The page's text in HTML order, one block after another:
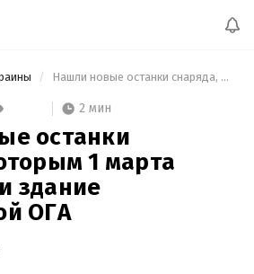
Нашли новые останки снаряда, которым 1 марта разбомбили здание Харьковской ОГА
2 мин
останки
1 марта
здание
ОГА